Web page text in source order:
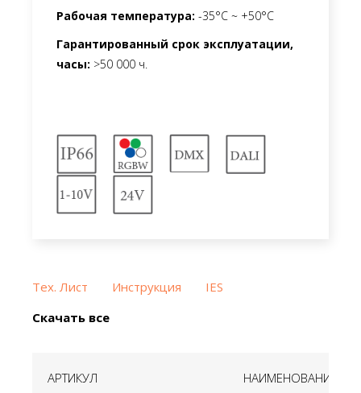
Рабочая температура: -35°C ~ +50°C
Гарантированный срок эксплуатации,
часы: >50 000 ч.
Тех. Лист Инструкция
IES
Скачать все
АРТИКУЛ НАИМЕНОВАНИЕ